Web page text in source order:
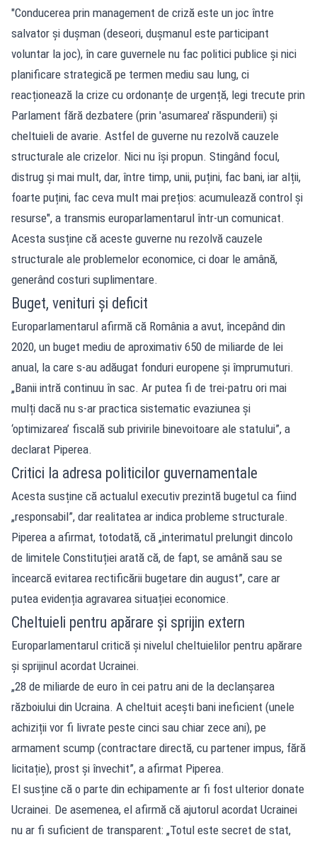
"Conducerea prin management de criză este un joc între
salvator și dușman (deseori, dușmanul este participant
voluntar la joc), în care guvernele nu fac politici publice și nici
planificare strategică pe termen mediu sau lung, ci
reacționează la crize cu ordonanțe de urgență, legi trecute prin
Parlament fără dezbatere (prin 'asumarea' răspunderii) și
cheltuieli de avarie. Astfel de guverne nu rezolvă cauzele
structurale ale crizelor. Nici nu își propun. Stingând focul,
distrug și mai mult, dar, între timp, unii, puțini, fac bani, iar alții,
foarte puțini, fac ceva mult mai prețios: acumulează control și
resurse", a transmis europarlamentarul într-un comunicat.
Acesta susține că aceste guverne nu rezolvă cauzele
structurale ale problemelor economice, ci doar le amână,
generând costuri suplimentare.
Buget, venituri și deficit
Europarlamentarul afirmă că România a avut, începând din
2020, un buget mediu de aproximativ 650 de miliarde de lei
anual, la care s-au adăugat fonduri europene și împrumuturi.
„Banii intră continuu în sac. Ar putea fi de trei-patru ori mai
mulți dacă nu s-ar practica sistematic evaziunea și
‘optimizarea’ fiscală sub privirile binevoitoare ale statului”, a
declarat Piperea.
Critici la adresa politicilor guvernamentale
Acesta susține că actualul executiv prezintă bugetul ca fiind
„responsabil”, dar realitatea ar indica probleme structurale.
Piperea a afirmat, totodată, că „interimatul prelungit dincolo
de limitele Constituției arată că, de fapt, se amână sau se
încearcă evitarea rectificării bugetare din august”, care ar
putea evidenția agravarea situației economice.
Cheltuieli pentru apărare și sprijin extern
Europarlamentarul critică și nivelul cheltuielilor pentru apărare
și sprijinul acordat Ucrainei.
„28 de miliarde de euro în cei patru ani de la declanșarea
războiului din Ucraina. A cheltuit acești bani ineficient (unele
achiziții vor fi livrate peste cinci sau chiar zece ani), pe
armament scump (contractare directă, cu partener impus, fără
licitație), prost și învechit”, a afirmat Piperea.
El susține că o parte din echipamente ar fi fost ulterior donate
Ucrainei. De asemenea, el afirmă că ajutorul acordat Ucrainei
nu ar fi suficient de transparent: „Totul este secret de stat,